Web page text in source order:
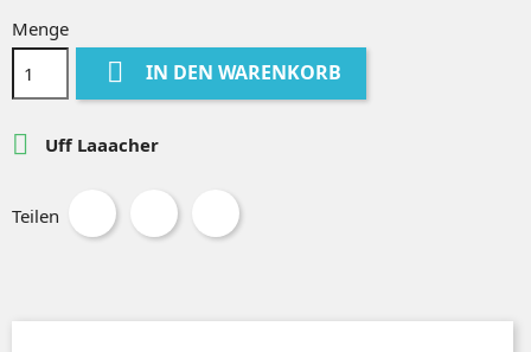
Menge
 IN DEN WARENKORB
 Uff Laaacher
Teilen